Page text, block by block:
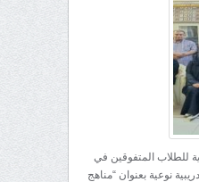
للطلاب المتفوقين في
نوعية بعنوان “مناهج